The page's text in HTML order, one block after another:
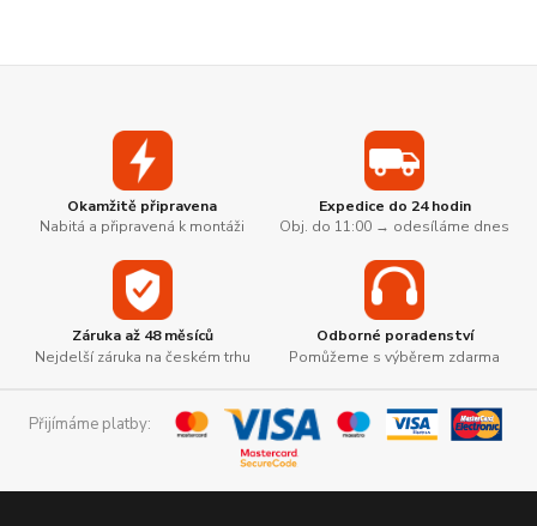
Okamžitě připravena
Nabitá a připravená k montáži
Expedice do 24 hodin
Obj. do 11:00 → odesíláme dnes
Záruka až 48 měsíců
Nejdelší záruka na českém trhu
Odborné poradenství
Pomůžeme s výběrem zdarma
Přijímáme platby: